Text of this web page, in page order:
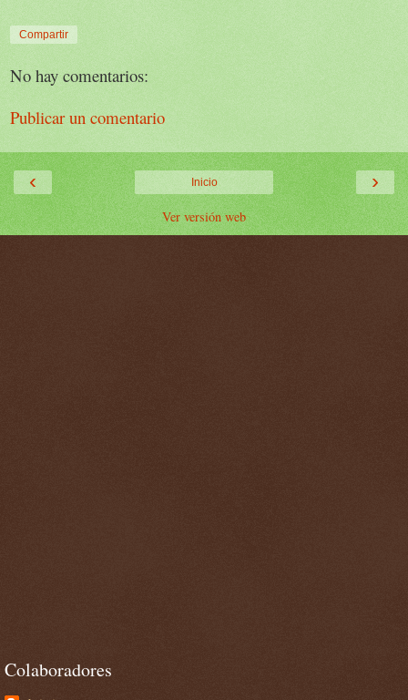
Compartir
No hay comentarios:
Publicar un comentario
‹ ›
Inicio
Ver versión web
Colaboradores